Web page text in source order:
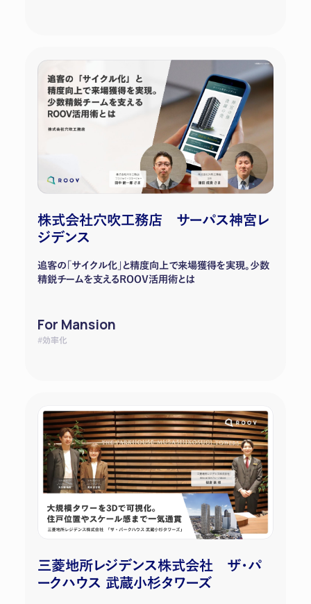
株式会社穴吹工務店 サーパス神宮レ
ジデンス
追客の「サイクル化」と精度向上で来場獲得を実現。少数
精鋭チームを支えるROOV活用術とは
For Mansion
#効率化
三菱地所レジデンス株式会社 ザ・パ
ークハウス 武蔵小杉タワーズ